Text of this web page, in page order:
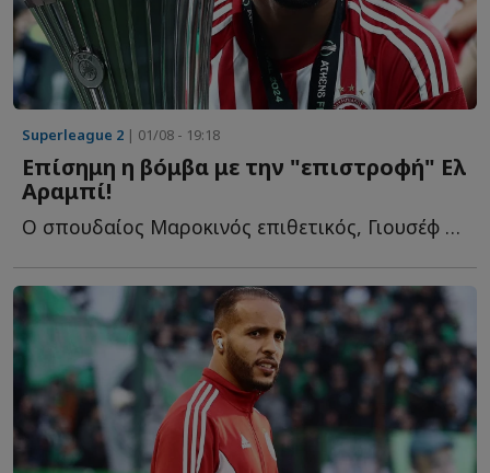
Superleague 2 | 01/08 - 19:18
Επίσημη η βόμβα με την "επιστροφή" Ελ
Αραμπί!
Ο σπουδαίος Μαροκινός επιθετικός, Γιουσέφ Ελ Αραμπί, ε...